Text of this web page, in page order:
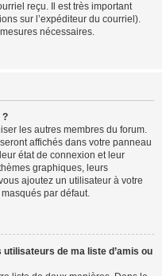
reçu. Il est très important
sur l’expéditeur du courriel).
nécessaires.
?
les autres membres du forum.
affichés dans votre panneau
état de connexion et leur
graphiques, leurs
ajoutez un utilisateur à votre
par défaut.
de ma liste d’amis ou